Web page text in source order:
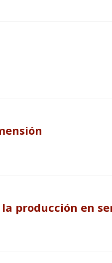
producción en